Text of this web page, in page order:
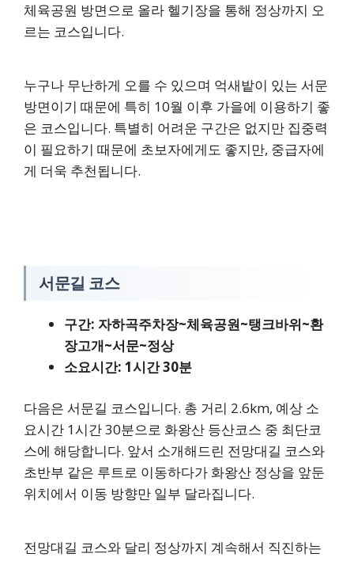
체육공원 방면으로 올라 헬기장을 통해 정상까지 오
르는 코스입니다.
누구나 무난하게 오를 수 있으며 억새밭이 있는 서문
방면이기 때문에 특히 10월 이후 가을에 이용하기 좋
은 코스입니다. 특별히 어려운 구간은 없지만 집중력
이 필요하기 때문에 초보자에게도 좋지만, 중급자에
게 더욱 추천됩니다.
서문길 코스
구간: 자하곡주차장~체육공원~탱크바위~환
장고개~서문~정상
소요시간: 1시간 30분
다음은 서문길 코스입니다. 총 거리 2.6km, 예상 소
요시간 1시간 30분으로 화왕산 등산코스 중 최단코
스에 해당합니다. 앞서 소개해드린 전망대길 코스와
초반부 같은 루트로 이동하다가 화왕산 정상을 앞둔
위치에서 이동 방향만 일부 달라집니다.
전망대길 코스와 달리 정상까지 계속해서 직진하는